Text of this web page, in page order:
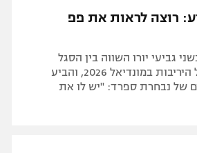
רוצה לראות את פפ
גביעי יורו השווה בין הסגל
הנוכחי של הנבחרת לזה של 2010, דיבר על היריבות במונדיאל 2026, והביע
של נבחרת ספרד: "יש לו את